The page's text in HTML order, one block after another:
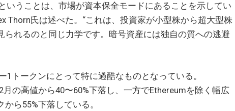
いうことは、市場が資本保全モードにあることを示してい
Thorn氏は述べた。“これは、投資家が小型株から超大型株
れるのと同じ力学です。暗号資産には独自の質への逃避
1トークンにとって特に過酷なものとなっている。
の高値から40〜60%下落し、一方でEthereumを除く幅広
ら55%下落している。